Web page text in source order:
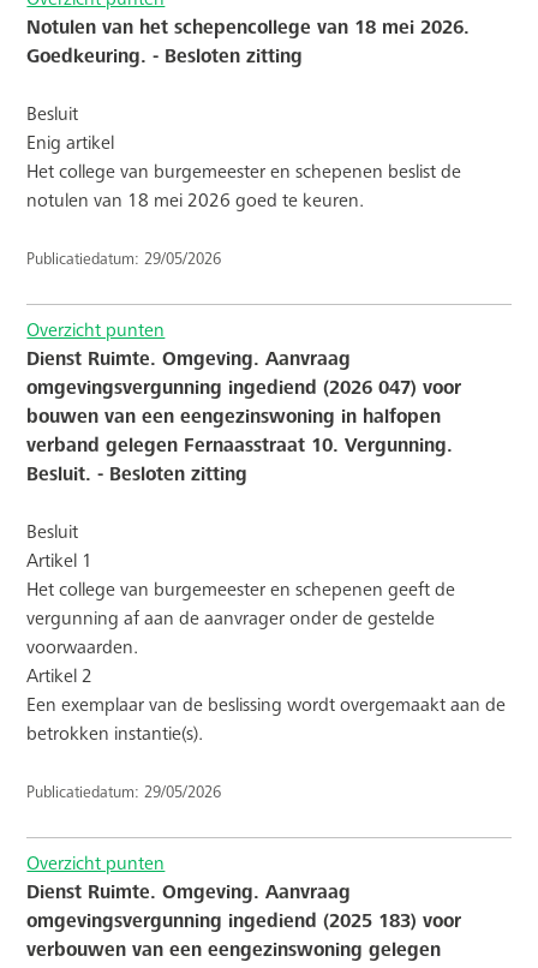
Notulen van het schepencollege van 18 mei 2026.
Goedkeuring. - Besloten zitting
Besluit
Enig artikel
Het college van burgemeester en schepenen beslist de
notulen van 18 mei 2026 goed te keuren.
Publicatiedatum: 29/05/2026
Overzicht punten
Dienst Ruimte. Omgeving. Aanvraag
omgevingsvergunning ingediend (2026 047) voor
bouwen van een eengezinswoning in halfopen
verband gelegen Fernaasstraat 10. Vergunning.
Besluit. - Besloten zitting
Besluit
Artikel 1
Het college van burgemeester en schepenen geeft de
vergunning af aan de aanvrager onder de gestelde
voorwaarden.
Artikel 2
Een exemplaar van de beslissing wordt overgemaakt aan de
betrokken instantie(s).
Publicatiedatum: 29/05/2026
Overzicht punten
Dienst Ruimte. Omgeving. Aanvraag
omgevingsvergunning ingediend (2025 183) voor
verbouwen van een eengezinswoning gelegen